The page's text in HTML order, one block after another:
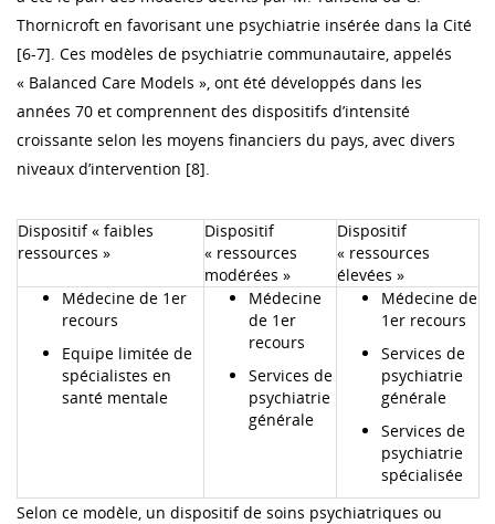
Thornicroft en favorisant une psychiatrie insérée dans la Cité
[6-7]. Ces modèles de psychiatrie communautaire, appelés
« Balanced Care Models », ont été développés dans les
années 70 et comprennent des dispositifs d’intensité
croissante selon les moyens financiers du pays, avec divers
niveaux d’intervention [8].
Dispositif « faibles
ressources »
Dispositif
« ressources
modérées »
Dispositif
« ressources
élevées »
Médecine de 1er
recours
Equipe limitée de
spécialistes en
santé mentale
Médecine
de 1er
recours
Services de
psychiatrie
générale
Médecine de
1er recours
Services de
psychiatrie
générale
Services de
psychiatrie
spécialisée
Selon ce modèle, un dispositif de soins psychiatriques ou